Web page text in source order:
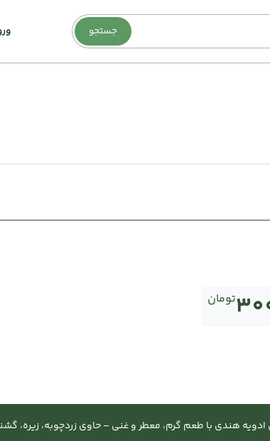
جستجو
تومان
مخلوط اصیل ادویه هندی با طعم گرم، معطر و غنی – حاوی زردچوبه، زیره،